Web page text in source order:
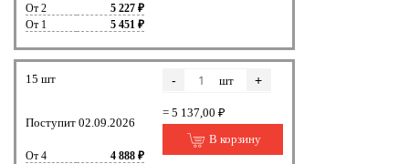
От 2
5 227 ₽
От 1
5 451 ₽
15 шт
Поступит 02.09.2026
От 4
4 888 ₽
- шт +
= 5 137,00 ₽
В корзину